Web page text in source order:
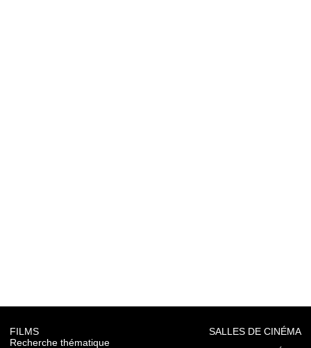
FILMS
Recherche thématique
SALLES DE CINÉMA